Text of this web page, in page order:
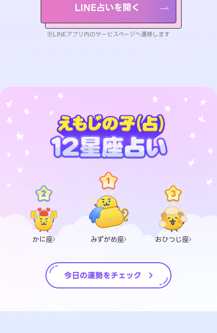
LINE占いを開く
※LINEアプリ内のサービスページへ遷移します
かに座 みずがめ座 おひつじ座